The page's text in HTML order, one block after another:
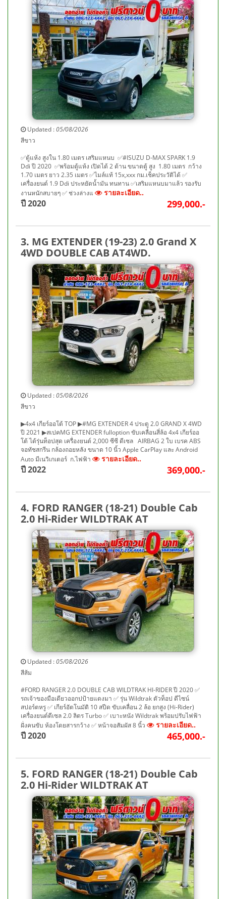
Updated :05/08/2026
สีขาว
✅ตู้แห้ง สูงใน 1.80 เมตร เสริมแหนบ ✅#ISUZU D-MAX SPARK 1.9
Ddi ปี 2020 ✅พร้อมตู้แห้ง เปิดได้ 2 ด้าน ขนาดตู้ สูง 1.80 เมตร กว้าง
1.70 เมตร ยาว 2.35 เมตร ✅ไมล์แท้ 15x,xxx กม.เช็คประวัติได้ ✅
เครื่องยนต์ 1.9 Ddi ประหยัดน้ำมัน ทนทาน ✅เสริมแหนบมาแล้ว รองรับ
งานหนักสบายๆ ✅ ช่วงล่างแ
รายละเอียด..
ปี 2020 299,000.-
3. MG EXTENDER (19-23) 2.0 Grand X
4WD DOUBLE CAB AT4WD.
Updated :05/08/2026
สีขาว
▶4x4 เกียร์ออโต้ TOP ▶#MG EXTENDER 4 ประตู 2.0 GRAND X 4WD
ปี 2021 ▶สเปคMG EXTENDER fulloption ขับเคลื่อนสี่ล้อ 4x4 เกียร์ออ
โต้ ได้รุ่นท็อปสุด เครื่องยนต์ 2,000 ซีซี ดีเซล AIRBAG 2 ใบ เบรค ABS
จอทัชสกรีน กล้องถอยหลัง ขนาด 10 นิ้ว Apple CarPlay และ Android
Auto มีเนวิเกเตอร์ ก.ไฟฟ้า
รายละเอียด..
ปี 2022 369,000.-
4. FORD RANGER (18-21) Double Cab
2.0 Hi-Rider WILDTRAK AT
Updated :05/08/2026
สีส้ม
#FORD RANGER 2.0 DOUBLE CAB WILDTRAK HI-RIDER ปี 2020 ✅
รถเจ้าของมือเดียวออกปป้ายแดงมา ✅ รุ่น Wildtrak ตัวท็อป ดีไซน์
สปอร์ตหรู ✅ เกียร์อัตโนมัติ 10 สปีด ขับเคลื่อน 2 ล้อ ยกสูง (Hi-Rider)
เครื่องยนต์ดีเซล 2.0 ลิตร Turbo ✅ เบาะหนัง Wildtrak พร้อมปรับไฟฟ้า
ฝั่งคนขับ ห้องโดยสารกว้าง ✅ หน้าจอสัมผัส 8 นิ้ว
รายละเอียด..
ปี 2020 465,000.-
5. FORD RANGER (18-21) Double Cab
2.0 Hi-Rider WILDTRAK AT